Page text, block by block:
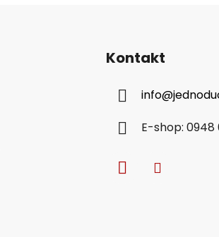
Kontakt
info@
E-shop: 0948